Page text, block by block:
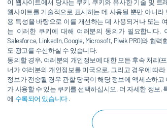
이 웹사이트에서 당사는 쿠키, 쿠키와 유사한 기술 및 트
웹사이트를 기술적으로 표시하는 데 사용될 뿐만 아니
용 특성을 바탕으로 이를 개선하는 데 사용되거나 또는
는 이러한 쿠키에 대해 여러분의 동의가 필요합니다.
Salesforce, LinkedIn, Google, Microsoft, Piwik PRO)와 협
도 광고를 수신하실 수 있습니다.
동의할 경우, 여러분의 개인정보에 대한 모든 후속 처리(
너가 여러분의 개인정보를 미국으로, 그리고 경우에 따
정보가 전송될 경우 관할 당국이 해당 정보에 액세스하
가 사용할 수 있는 쿠키를 선택하십시오. 더 자세한 정보,
에 수록되어 있습니다.
from the global manufacturing industry to
makers.
& Exhibition Centre Surabaya from July 12 -
a wide range of our painting products
systems and vertical piston pumps. We